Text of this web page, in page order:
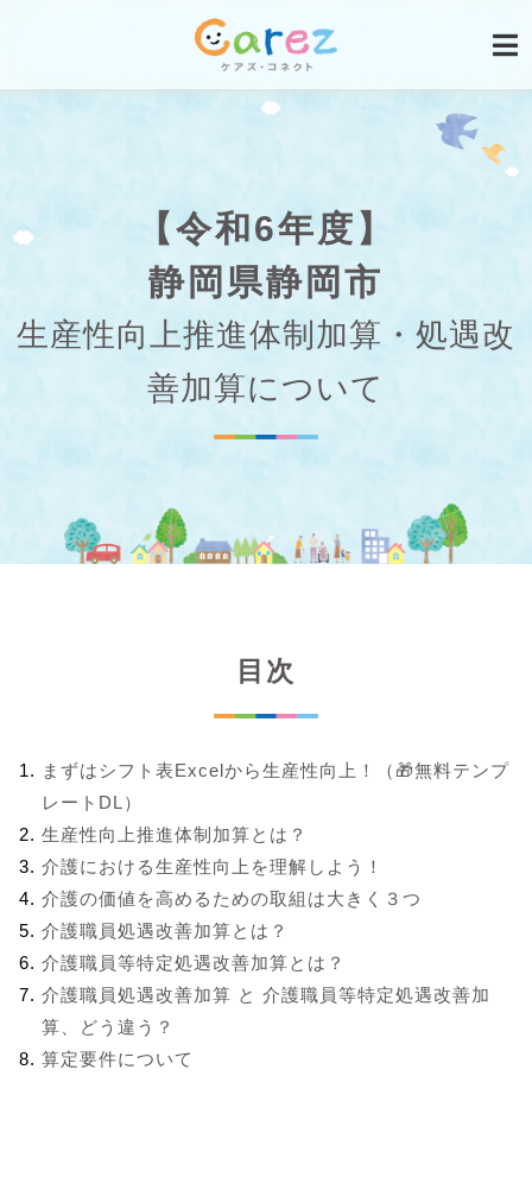
【令和6年度】
静岡県静岡市
生産性向上推進体制加算・処遇改
善加算について
目次
まずはシフト表Excelから生産性向上！（🎁無料テンプ
レートDL）
生産性向上推進体制加算とは？
介護における生産性向上を理解しよう！
介護の価値を高めるための取組は大きく３つ
介護職員処遇改善加算とは？
介護職員等特定処遇改善加算とは？
介護職員処遇改善加算 と 介護職員等特定処遇改善加
算、どう違う？
算定要件について